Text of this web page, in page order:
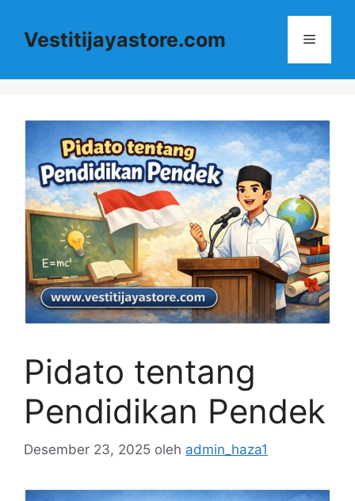
Vestitijayastore.com Menu
Pidato tentang
Pendidikan Pendek
Desember 23, 2025 oleh admin_haza1